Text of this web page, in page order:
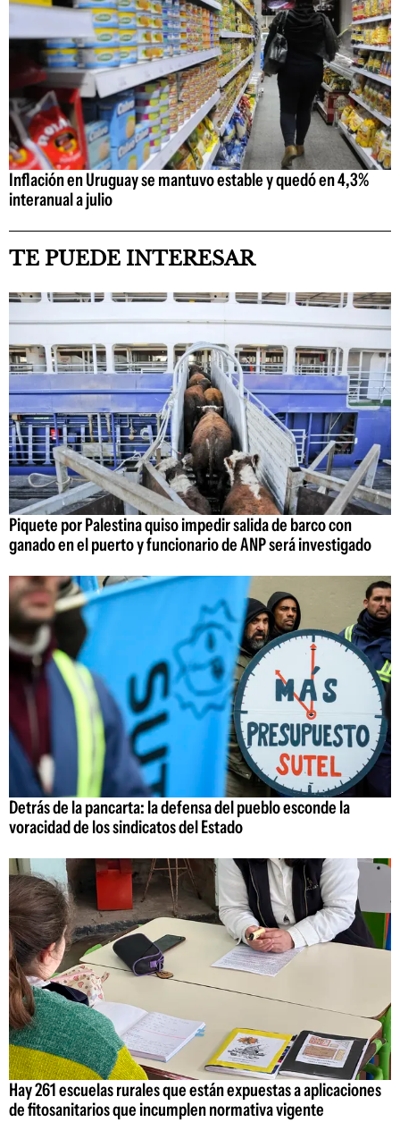
Inflación en Uruguay se mantuvo estable y quedó en 4,3%
interanual a julio
TE PUEDE INTERESAR
Piquete por Palestina quiso impedir salida de barco con
ganado en el puerto y funcionario de ANP será investigado
Detrás de la pancarta: la defensa del pueblo esconde la
voracidad de los sindicatos del Estado
Hay 261 escuelas rurales que están expuestas a aplicaciones
de fitosanitarios que incumplen normativa vigente